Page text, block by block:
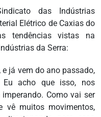
das Indústrias
Elétrico de Caxias do
tendências vistas na
da Serra:
já vem do ano passado,
acho que isso, nos
Como vai ser
vê muitos movimentos,